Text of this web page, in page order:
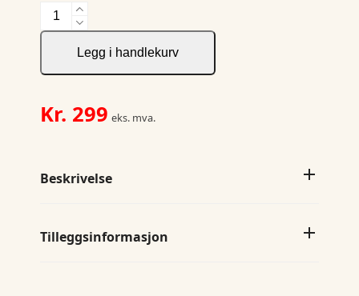
2019
T-
S/S
Legg i handlekurv
Kr. 299 eks. mva.
Beskrivelse
Tilleggsinformasjon